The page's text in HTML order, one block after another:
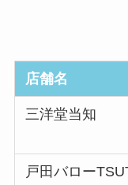
店舗名
三洋堂当知
戸田バロー